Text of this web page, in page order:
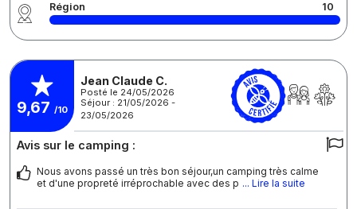
Région 10
9,67 /10
Jean Claude C.
Posté le 24/05/2026
Séjour : 21/05/2026 -
23/05/2026
Avis sur le camping :
Nous avons passé un très bon séjour,un camping très calme
et d'une propreté irréprochable avec des p ... Lire la suite